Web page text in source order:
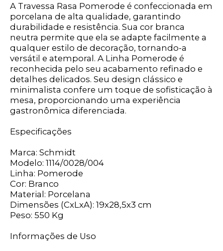
A Travessa Rasa Pomerode é confeccionada em
porcelana de alta qualidade, garantindo
durabilidade e resistência. Sua cor branca
neutra permite que ela se adapte facilmente a
qualquer estilo de decoração, tornando-a
versátil e atemporal. A Linha Pomerode é
reconhecida pelo seu acabamento refinado e
detalhes delicados. Seu design clássico e
minimalista confere um toque de sofisticação à
mesa, proporcionando uma experiência
gastronômica diferenciada.
Especificações
Marca: Schmidt
Modelo: 1114/0028/004
Linha: Pomerode
Cor: Branco
Material: Porcelana
Dimensões (CxLxA): 19x28,5x3 cm
Peso: 550 Kg
Informações de Uso